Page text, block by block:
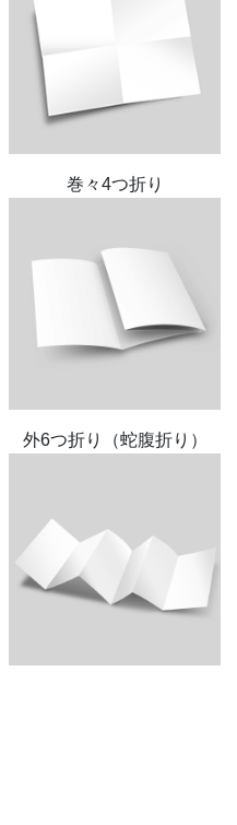
巻々4つ折り
外6つ折り（蛇腹折り）